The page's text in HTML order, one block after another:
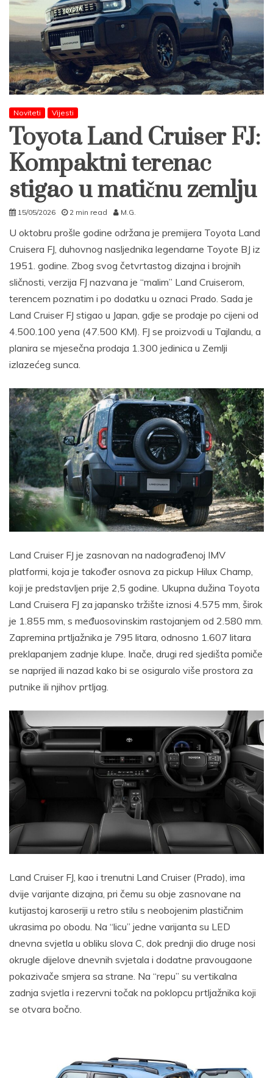
Noviteti Vijesti
Toyota Land Cruiser FJ:
Kompaktni terenac
stigao u matičnu zemlju
15/05/2026 2 min read M.G.
U oktobru prošle godine održana je premijera Toyota Land
Cruisera FJ, duhovnog nasljednika legendarne Toyote BJ iz
1951. godine. Zbog svog četvrtastog dizajna i brojnih
sličnosti, verzija FJ nazvana je “malim” Land Cruiserom,
terencem poznatim i po dodatku u oznaci Prado. Sada je
Land Cruiser FJ stigao u Japan, gdje se prodaje po cijeni od
4.500.100 yena (47.500 KM). FJ se proizvodi u Tajlandu, a
planira se mjesečna prodaja 1.300 jedinica u Zemlji
izlazećeg sunca.
Land Cruiser FJ je zasnovan na nadograđenoj IMV
platformi, koja je također osnova za pickup Hilux Champ,
koji je predstavljen prije 2,5 godine. Ukupna dužina Toyota
Land Cruisera FJ za japansko tržište iznosi 4.575 mm, širok
je 1.855 mm, s međuosovinskim rastojanjem od 2.580 mm.
Zapremina prtljažnika je 795 litara, odnosno 1.607 litara
preklapanjem zadnje klupe. Inače, drugi red sjedišta pomiče
se naprijed ili nazad kako bi se osiguralo više prostora za
putnike ili njihov prtljag.
Land Cruiser FJ, kao i trenutni Land Cruiser (Prado), ima
dvije varijante dizajna, pri čemu su obje zasnovane na
kutijastoj karoseriji u retro stilu s neobojenim plastičnim
ukrasima po obodu. Na “licu” jedne varijanta su LED
dnevna svjetla u obliku slova C, dok prednji dio druge nosi
okrugle dijelove dnevnih svjetala i dodatne pravougaone
pokazivače smjera sa strane. Na “repu” su vertikalna
zadnja svjetla i rezervni točak na poklopcu prtljažnika koji
se otvara bočno.